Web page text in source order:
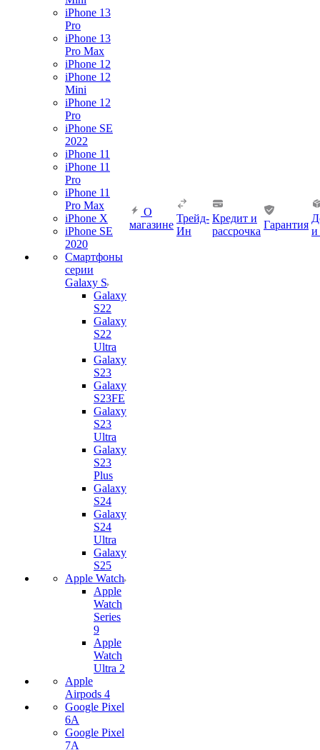
iPhone 13
Pro
iPhone 13
Pro Max
iPhone 12
iPhone 12
Mini
iPhone 12
Pro
iPhone SE
2022
iPhone 11
iPhone 11
Pro
iPhone 11
Pro Max
iPhone X
iPhone SE
2020
Смартфоны
серии
Galaxy S
Galaxy
S22
Galaxy
S22
Ultra
Galaxy
S23
Galaxy
S23FE
Galaxy
S23
Ultra
Galaxy
S23
Plus
Galaxy
S24
Galaxy
S24
Ultra
Galaxy
S25
Apple Watch
Apple
Watch
Series
9
Apple
Watch
Ultra 2
Apple
Airpods 4
Google Pixel
6A
Google Pixel
7А
О
магазине
Трейд-
Ин
Кредит и
рассрочка
Гарантия
и